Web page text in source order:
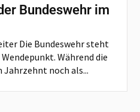
Bundeswehr im
Die Bundeswehr steht
Während die
noch als...